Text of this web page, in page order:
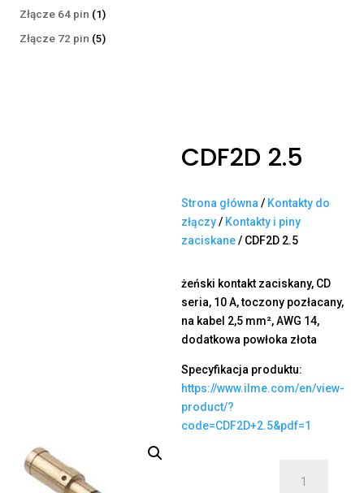
produkty
Złącze 64 pin 11
produkt
Złącze 72 pin 55
CDF2D 2.5
Strona główna / Kontakty do
złączy/ Kontakty i piny
zaciskane/ CDF2D 2.5
żeński kontakt zaciskany, CD
seria, 10 A, toczony pozłacany,
na kabel 2,5 mm², AWG 14,
dodatkowa powłoka złota
Specyfikacja produktu:
https://www.ilme.com/en/view-
product/?
code=CDF2D+2.5&pdf=1
CDF2D